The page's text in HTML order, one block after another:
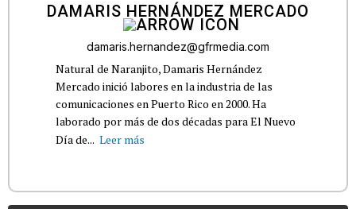
DAMARIS HERNÁNDEZ MERCADO
damaris.hernandez@gfrmedia.com
Natural de Naranjito, Damaris Hernández
Mercado inició labores en la industria de las
comunicaciones en Puerto Rico en 2000. Ha
laborado por más de dos décadas para El Nuevo
Día de... Leer más